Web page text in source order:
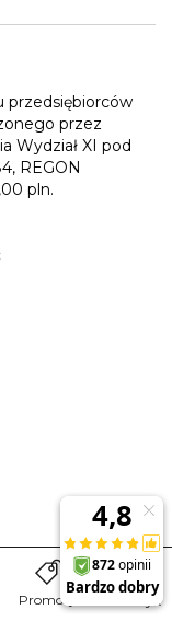
Promocje Koszyk
przedsiębiorców
przez
Wydział XI pod
REGON
pln.